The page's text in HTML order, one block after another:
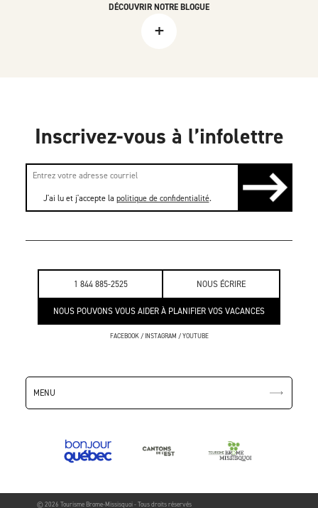
1 844 885-2525 NOUS ÉCRIRE
NOUS POUVONS VOUS AIDER À PLANIFIER VOS VACANCES
FACEBOOK/INSTAGRAM /YOUTUBE
MENU
© 2026 Tourisme Brome-Missisquoi - Tous droits réservés
DÉCOUVRIR NOTRE BLOGUE
+
Inscrivez-vous à l’infolettre
J'ai lu et j'accepte la politique de confidentialité.